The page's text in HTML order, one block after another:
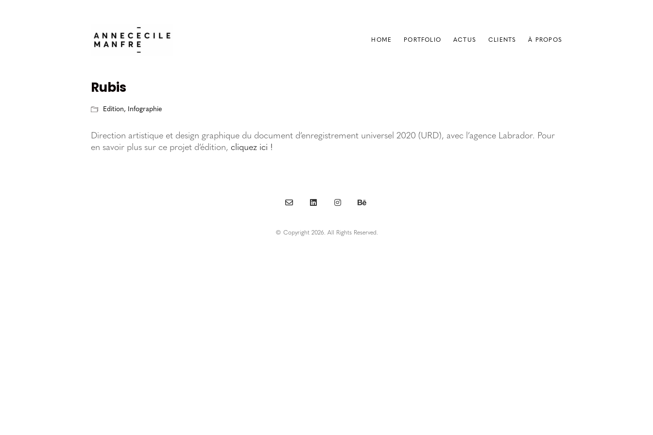
HOME PORTFOLIO ACTUS CLIENTS À PROPOS
Rubis
Edition, Infographie
Direction artistique et design graphique du document d’enregistrement universel 2020 (URD), avec l’agence Labrador. Pour
en savoir plus sur ce projet d’édition, cliquez ici !
© Copyright 2026. All Rights Reserved.